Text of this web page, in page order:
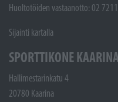
Huoltotöiden vastaanotto: 02
Sijainti kartalla
SPORTTIKONE KAARINA
Hallimestarinkatu 4
20780 Kaarina